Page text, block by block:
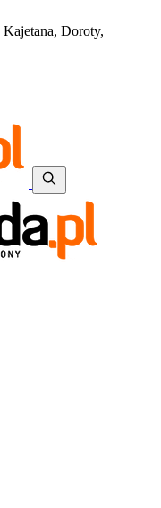
Kajetana, Doroty,